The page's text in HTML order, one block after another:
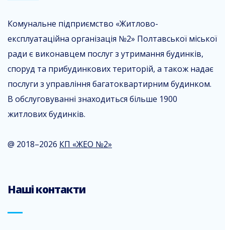
Комунальне підприємство «Житлово-
експлуатаційна організація №2» Полтавської міської
ради є виконавцем послуг з утримання будинків,
споруд та прибудинкових територій, а також надає
послуги з управління багатоквартирним будинком.
В обслуговуванні знаходиться більше 1900
житлових будинків.
@ 2018–2026 КП «ЖЕО №2»
Наші контакти